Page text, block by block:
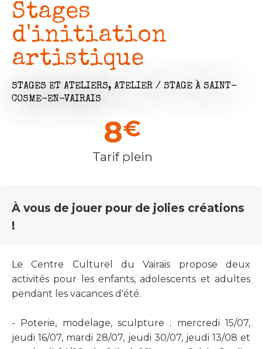
Stages
d'initiation
artistique
STAGES ET ATELIERS, ATELIER / STAGE À SAINT-
COSME-EN-VAIRAIS
8€
Tarif plein
À vous de jouer pour de jolies créations
!
Le Centre Culturel du Vairais propose deux
activités pour les enfants, adolescents et adultes
pendant les vacances d'été.
- Poterie, modelage, sculpture : mercredi 15/07,
jeudi 16/07, mardi 28/07, jeudi 30/07, jeudi 13/08 et